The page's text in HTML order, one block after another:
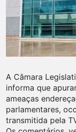
A Câmara
informa que
ameaças
parlamentares,
transmitida pela